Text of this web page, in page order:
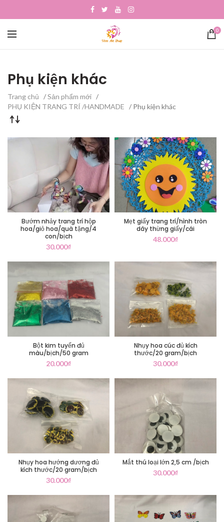
0
Phụ kiện khác
Trang chủ /Sản phẩm mới /
PHỤ KIỆN TRANG TRÍ /HANDMADE / Phụ kiện khác
Bướm nhảy trang trí hộp
hoa/giỏ hoa/quà tặng/4
con/bịch
30.000₫
Mẹt giấy trang trí/hình tròn
dây thừng giấy/cái
48.000₫
Bột kim tuyến đủ
màu/bịch/50 gram
20.000₫
Nhụy hoa cúc đủ kích
thước/20 gram/bịch
30.000₫
Nhụy hoa hướng dương đủ
kích thước/20 gram/bịch
30.000₫
Mắt thú loại lớn 2,5 cm /bịch
30.000₫